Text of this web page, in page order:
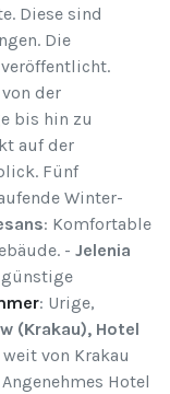
Diese sind
Die
der
bis hin zu
auf der
Fünf
Winter-
: Komfortable
- Jelenia
günstige
: Urige,
(Krakau), Hotel
von Krakau
Angenehmes Hotel